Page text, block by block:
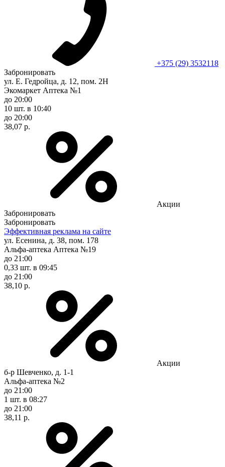
+375 (29) 3532118
Забронировать
ул. Е. Гедройца, д. 12, пом. 2Н
Экомаркет Аптека №1
до 20:00
10 шт. в 10:40
до 20:00
38,07 р.
Акции
Забронировать
Забронировать
Эффективная реклама на сайте
ул. Есенина, д. 38, пом. 178
Альфа-аптека Аптека №19
до 21:00
0,33 шт. в 09:45
до 21:00
38,10 р.
Акции
б-р Шевченко, д. 1-1
Альфа-аптека №2
до 21:00
1 шт. в 08:27
до 21:00
38,11 р.